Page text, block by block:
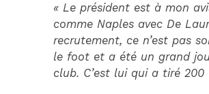
« Le président est à mon
comme Naples avec De
recrutement, ce n’est pas
le foot et a été un grand
club. C’est lui qui a tiré 200